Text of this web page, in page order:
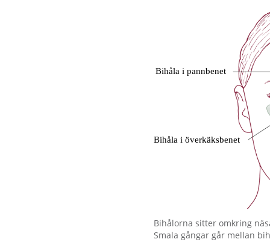
Förstora bilden
Bihålorna sitter omkring
Smala gångar går mellan